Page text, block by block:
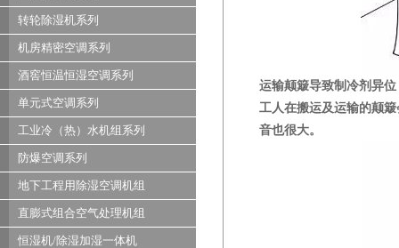
转轮除湿机系列
机房精密空调系列
酒窖恒温恒湿空调系列
单元式空调系列
工业冷（热）水机组系列
防爆空调系列
地下工程用除湿空调机组
直膨式组合空气处理机组
恒湿机/除湿加湿一体机
运输颠簸导致制冷剂异位
工人在搬运及运输的颠
音也很大。